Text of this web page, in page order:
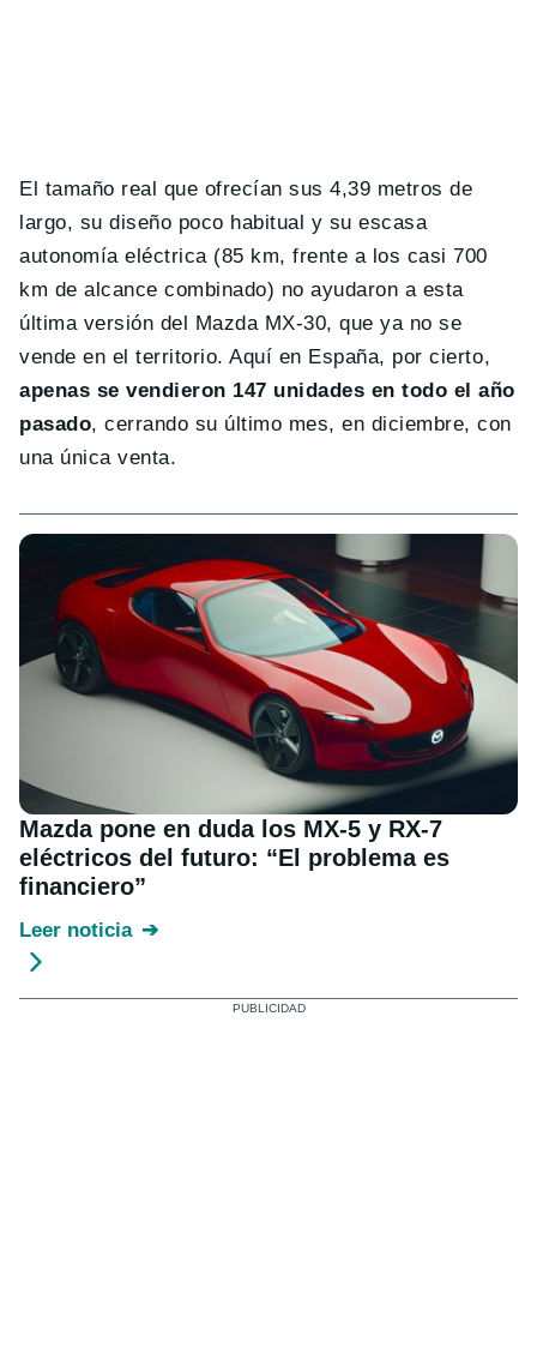
El tamaño real que ofrecían sus 4,39 metros de
largo, su diseño poco habitual y su escasa
autonomía eléctrica (85 km, frente a los casi 700
km de alcance combinado) no ayudaron a esta
última versión del Mazda MX-30, que ya no se
vende en el territorio. Aquí en España, por cierto,
apenas se vendieron 147 unidades en todo el año
pasado, cerrando su último mes, en diciembre, con
una única venta.
Mazda pone en duda los MX-5 y RX-7
eléctricos del futuro: “El problema es
financiero”
Leer noticia